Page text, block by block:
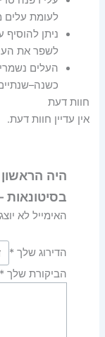
לעומת עלים
ניתן
לשפר את
העלים
חוות דעת
אין עדיין חוות דעת.
היה
בסיטונאות
האימייל לא
הדירוג שלך *
הביקורת שלך *